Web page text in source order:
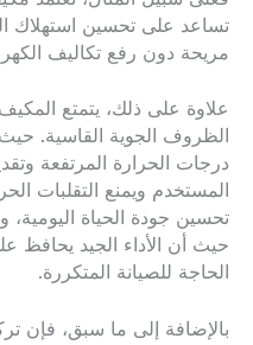
تساعد على تحسين استهلاك
مريحة دون رفع تكاليف
علاوة على ذلك، يتمتع
الظروف الجوية القاسية.
درجات الحرارة المرتفعة
المستخدم ويمنع التقلبات
تحسين جودة الحياة
حيث أن الأداء الجيد يحافظ
الحاجة للصيانة المتكررة.
بالإضافة إلى ما سبق، فإن